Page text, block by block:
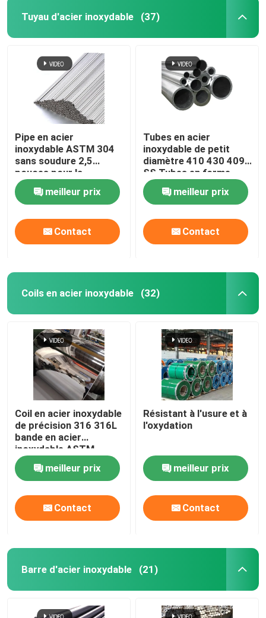
Bobine de cuivre de bande
Tuyau d'acier inoxydable (37)
Pipe en acier
inoxydable ASTM 304
sans soudure 2,5
pouces pour la
construction / la
décorationmeilleur prix
Contact
Tubes en acier
inoxydable de petit
diamètre 410 430 409
SS Tubes en forme
spéciale
meilleur prix
Contact
Coils en acier inoxydable (32)
Coil en acier inoxydable
de précision 316 316L
bande en acier
inoxydable ASTM
laminée à froid
meilleur prix
Contact
Résistant à l'usure et à
l'oxydation
meilleur prix
Contact
Barre d'acier inoxydable (21)